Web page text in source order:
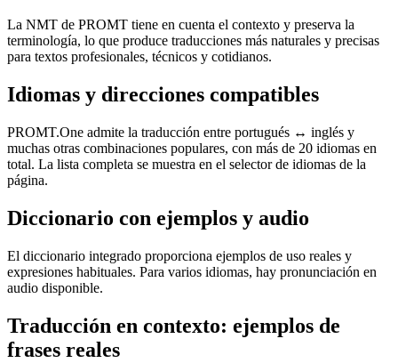
La NMT de PROMT tiene en cuenta el contexto y preserva la
terminología, lo que produce traducciones más naturales y precisas
para textos profesionales, técnicos y cotidianos.
Idiomas y direcciones compatibles
PROMT.One admite la traducción entre portugués ↔ inglés y
muchas otras combinaciones populares, con más de 20 idiomas en
total. La lista completa se muestra en el selector de idiomas de la
página.
Diccionario con ejemplos y audio
El diccionario integrado proporciona ejemplos de uso reales y
expresiones habituales. Para varios idiomas, hay pronunciación en
audio disponible.
Traducción en contexto: ejemplos de
frases reales